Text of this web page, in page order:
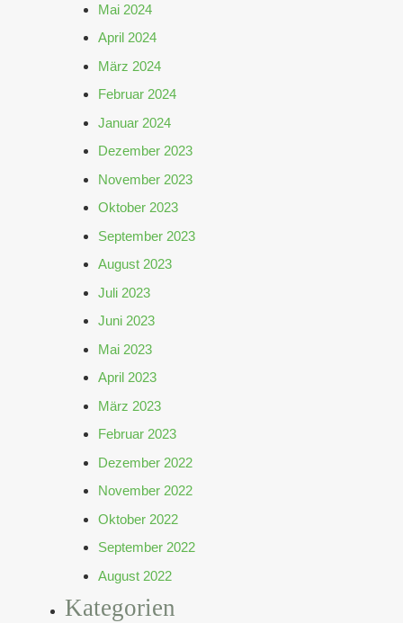
Mai 2024
April 2024
März 2024
Februar 2024
Januar 2024
Dezember 2023
November 2023
Oktober 2023
September 2023
August 2023
Juli 2023
Juni 2023
Mai 2023
April 2023
März 2023
Februar 2023
Dezember 2022
November 2022
Oktober 2022
September 2022
August 2022
Kategorien